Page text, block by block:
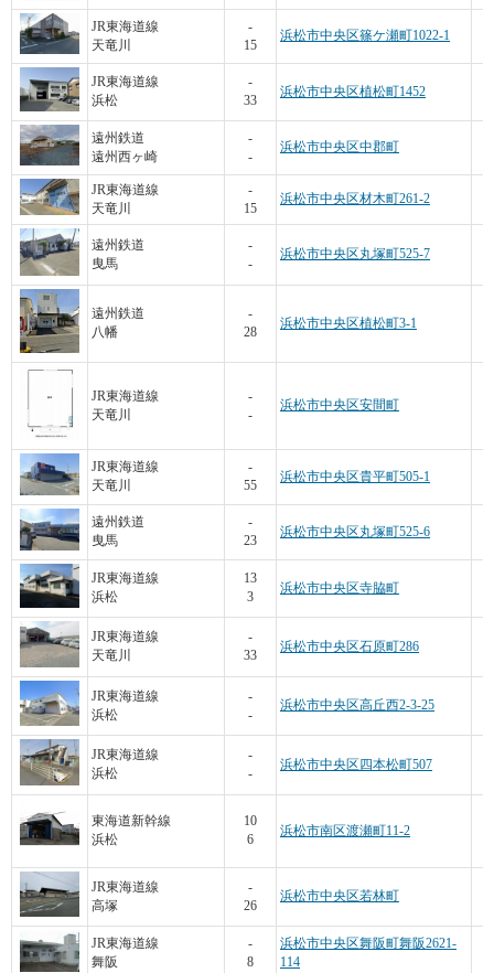
JR東海道線
天竜川
-
15
浜松市中央区篠ケ瀬町1022-1
JR東海道線
浜松
-
33
浜松市中央区植松町1452
遠州鉄道
遠州西ヶ崎
-
-
浜松市中央区中郡町
JR東海道線
天竜川
-
15
浜松市中央区材木町261-2
遠州鉄道
曳馬
-
-
浜松市中央区丸塚町525-7
遠州鉄道
八幡
-
28
浜松市中央区植松町3-1
JR東海道線
天竜川
-
-
浜松市中央区安間町
JR東海道線
天竜川
-
55
浜松市中央区貴平町505-1
遠州鉄道
曳馬
-
23
浜松市中央区丸塚町525-6
JR東海道線
浜松
13
3
浜松市中央区寺脇町
JR東海道線
天竜川
-
33
浜松市中央区石原町286
JR東海道線
浜松
-
-
浜松市中央区高丘西2-3-25
JR東海道線
浜松
-
-
浜松市中央区四本松町507
東海道新幹線
浜松
10
6
浜松市南区渡瀬町11-2
JR東海道線
高塚
-
26
浜松市中央区若林町
JR東海道線
舞阪
-
8
浜松市中央区舞阪町舞阪2621-
114